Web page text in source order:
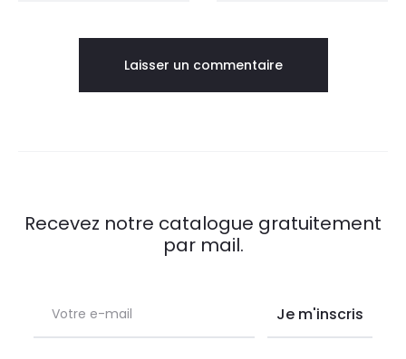
Recevez notre catalogue gratuitement
par mail.